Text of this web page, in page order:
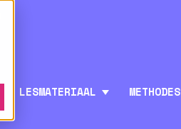
LESMATERIAAL METHODES